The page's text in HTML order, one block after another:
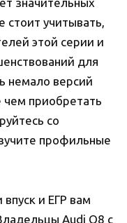
учитывать,
этой серии и
для
немало версий
чем приобретать
со
профильные
и ЕГР вам
Audi Q8 с